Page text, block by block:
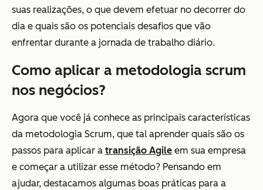
suas realizações, o que devem efetuar no decorrer do
dia e quais são os potenciais desafios que vão
enfrentar durante a jornada de trabalho diário.
Como aplicar a metodologia scrum
nos negócios?
Agora que você já conhece as principais características
da metodologia Scrum, que tal aprender quais são os
passos para aplicar a transição Agile em sua empresa
e começar a utilizar esse método? Pensando em
ajudar, destacamos algumas boas práticas para a